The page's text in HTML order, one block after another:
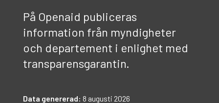
På Openaid publiceras
information från myndigheter
och departement i enlighet med
transparensgarantin.
Data genererad: 8 augusti 2026